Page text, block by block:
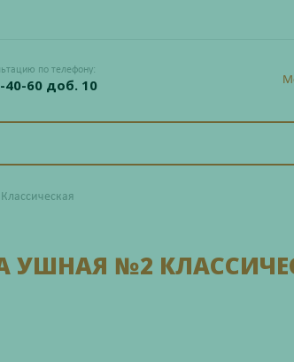
по телефону:
40-60 доб. 10
УШНАЯ №2